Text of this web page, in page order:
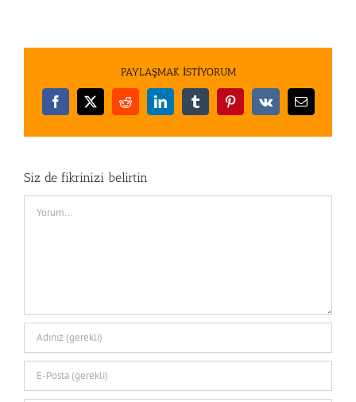
PAYLAŞMAK İSTİYORUM
Facebook
X RedditLinkedInTumblrPinterest
Vk
E-
Siz de fikrinizi belirtin